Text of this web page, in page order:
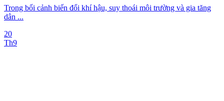
Trong bối cảnh biến đổi khí hậu, suy thoái môi trường và gia tăng
dân ...
20
Th9